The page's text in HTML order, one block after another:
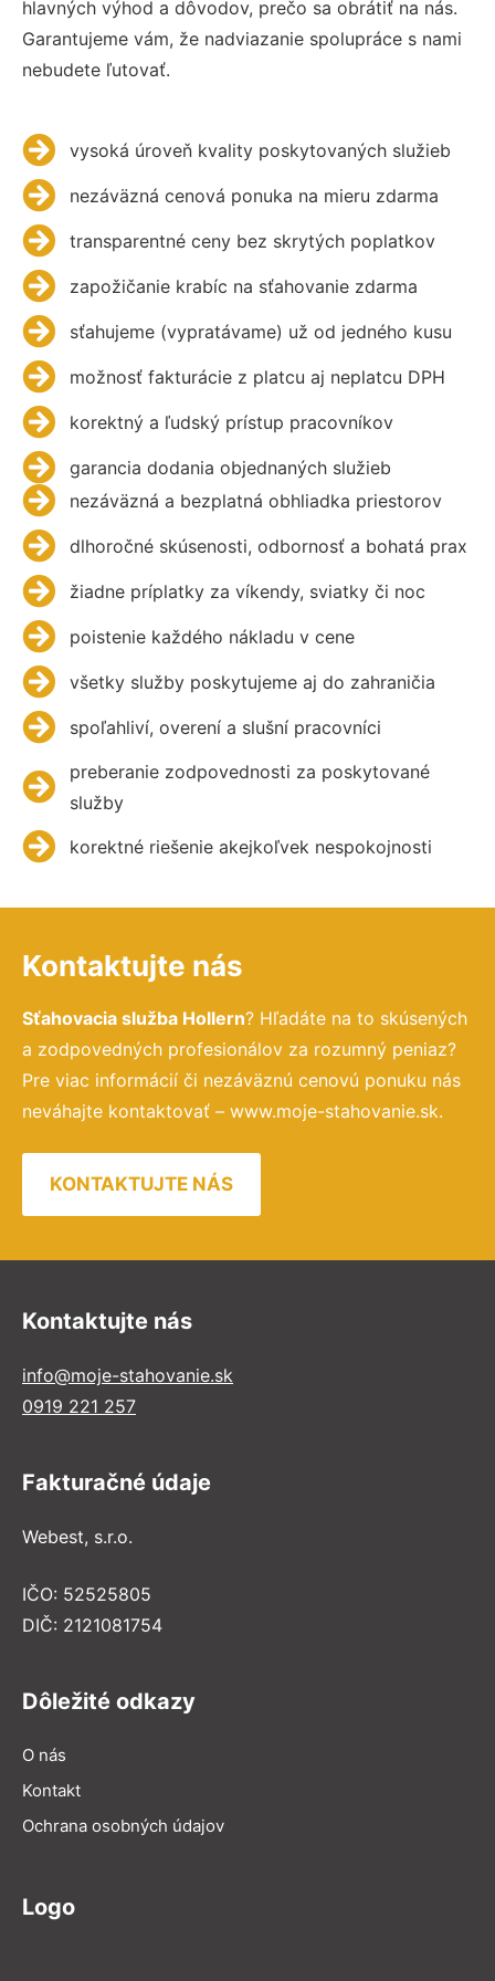
hlavných výhod a dôvodov, prečo sa obrátiť na nás.
Garantujeme vám, že nadviazanie spolupráce s nami
nebudete ľutovať.
vysoká úroveň kvality poskytovaných služieb
nezáväzná cenová ponuka na mieru zdarma
transparentné ceny bez skrytých poplatkov
zapožičanie krabíc na sťahovanie zdarma
sťahujeme (vypratávame) už od jedného kusu
možnosť fakturácie z platcu aj neplatcu DPH
korektný a ľudský prístup pracovníkov
garancia dodania objednaných služieb
nezáväzná a bezplatná obhliadka priestorov
dlhoročné skúsenosti, odbornosť a bohatá prax
žiadne príplatky za víkendy, sviatky či noc
poistenie každého nákladu v cene
všetky služby poskytujeme aj do zahraničia
spoľahliví, overení a slušní pracovníci
preberanie zodpovednosti za poskytované
služby
korektné riešenie akejkoľvek nespokojnosti
Kontaktujte nás
Sťahovacia služba Hollern? Hľadáte na to skúsených
a zodpovedných profesionálov za rozumný peniaz?
Pre viac informácií či nezáväznú cenovú ponuku nás
neváhajte kontaktovať – www.moje-stahovanie.sk.
KONTAKTUJTE NÁS
Kontaktujte nás
info@moje-stahovanie.sk
0919 221 257
Fakturačné údaje
Webest, s.r.o.
IČO: 52525805
DIČ: 2121081754
Dôležité odkazy
O nás
Kontakt
Ochrana osobných údajov
Logo